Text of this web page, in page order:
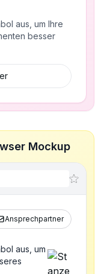
aus, um Ihre
besser
Mockup
Ansprechpartner
aus, um